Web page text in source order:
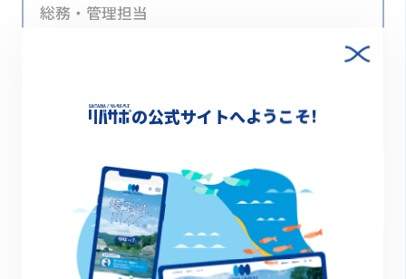
総務・管理担当
さいたま市浦和区高砂3-15-1
第二庁舎3階
環境管理事務所
の公式サイトへようこそ!